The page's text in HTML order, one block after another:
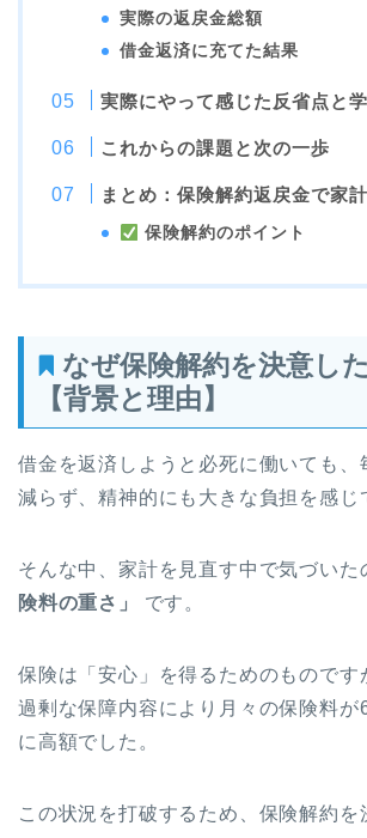
実際の返戻金総額
借金返済に充てた結果
実際にやって感じた反省点と
これからの課題と次の一歩
まとめ：保険解約返戻金で家
保険解約のポイント
なぜ保険解約を決意し
【背景と理由】
借金を返済しようと必死に働いても、
減らず、精神的にも大きな負担を感じ
そんな中、家計を見直す中で気づいた
険料の重さ」
です。
保険は「安心」を得るためのものです
過剰な保障内容により月々の保険料が
に高額でした。
この状況を打破するため、保険解約を